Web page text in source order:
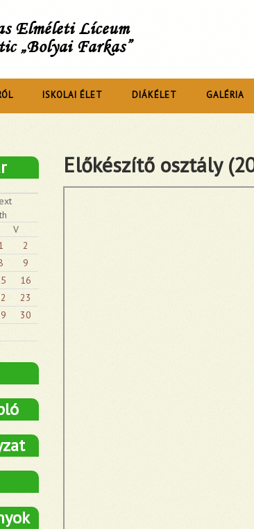
Elméleti Líceum
„Bolyai Farkas”
ISKOLAI ÉLET DIÁKÉLET GALÉRIA
Előkészítő osztály
V
2
9
16
23
30